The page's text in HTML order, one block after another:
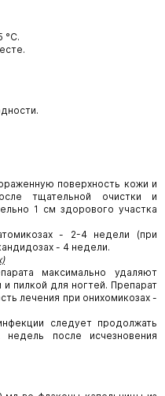
°С.
поверхность кожи и
тщательной очистки и
1 см здорового участка
- 2-4 недели (при
- 4 недели.
максимально удаляют
пилкой для ногтей. Препарат
лечения при онихомикозах -
следует продолжать
после исчезновения